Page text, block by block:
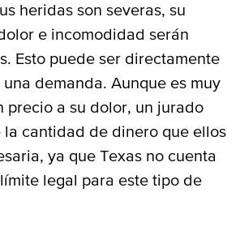
heridas son severas, su
e incomodidad serán
Esto puede ser directamente
demanda. Aunque es muy
precio a su dolor, un jurado
cantidad de dinero que ellos
ya que Texas no cuenta
legal para este tipo de